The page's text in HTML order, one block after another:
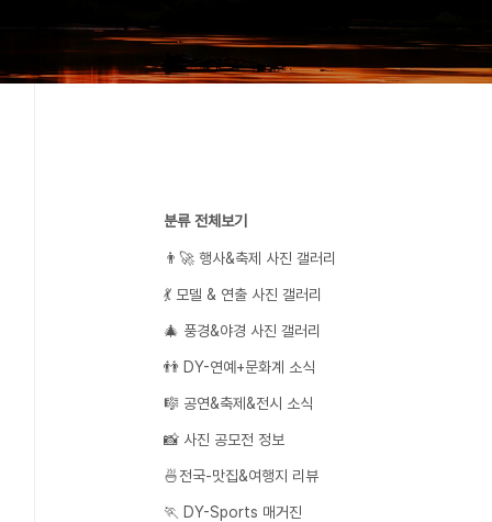
분류 전체보기
👨‍🚀 행사&축제 사진 갤러리
💃 모델 & 연출 사진 갤러리
🎄 풍경&야경 사진 갤러리
👬 DY-연예+문화계 소식
🎼 공연&축제&전시 소식
📸 사진 공모전 정보
🍜전국-맛집&여행지 리뷰
🏃 DY-Sports 매거진